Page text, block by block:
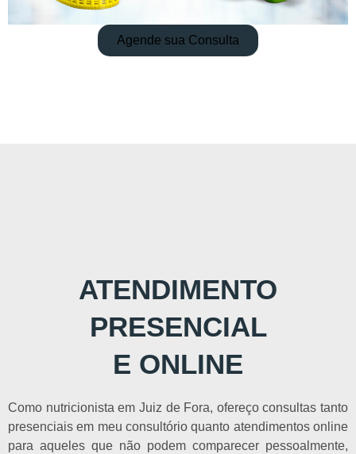
Agende sua Consulta
ATENDIMENTO
PRESENCIAL
E ONLINE
Como nutricionista em Juiz de Fora, ofereço consultas tanto
presenciais em meu consultório quanto atendimentos online
para aqueles que não podem comparecer pessoalmente,